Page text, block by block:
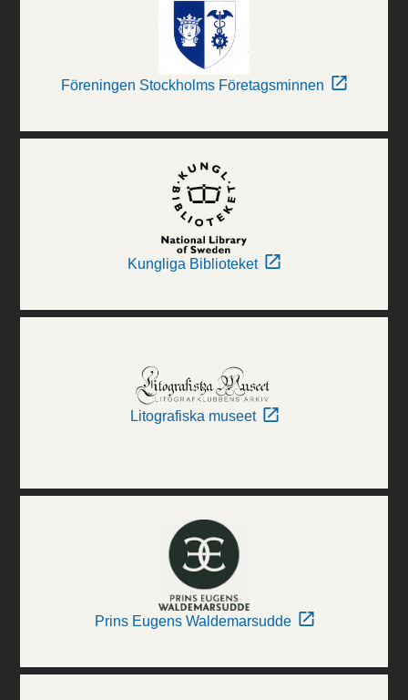
Föreningen Stockholms Företagsminnen
Kungliga Biblioteket
Litografiska museet
Prins Eugens Waldemarsudde